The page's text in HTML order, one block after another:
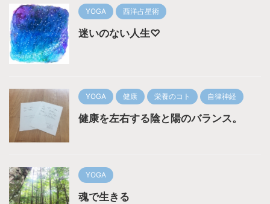
YOGA 西洋占星術
迷いのない人生♡
YOGA 健康 栄養のコト 自律神経
健康を左右する陰と陽のバランス。
YOGA
魂で生きる